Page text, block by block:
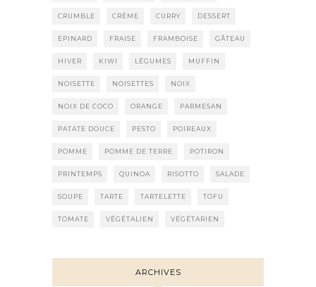
CRUMBLE CRÈME CURRY DESSERT
EPINARD FRAISE FRAMBOISE GÂTEAU
HIVER KIWI LÉGUMES MUFFIN
NOISETTE NOISETTES NOIX
NOIX DE COCO ORANGE PARMESAN
PATATE DOUCE PESTO POIREAUX
POMME POMME DE TERRE POTIRON
PRINTEMPS QUINOA RISOTTO SALADE
SOUPE TARTE TARTELETTE TOFU
TOMATE VÉGÉTALIEN VÉGÉTARIEN
ARCHIVES